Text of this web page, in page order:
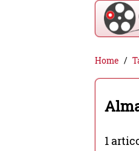
filme
Home
1